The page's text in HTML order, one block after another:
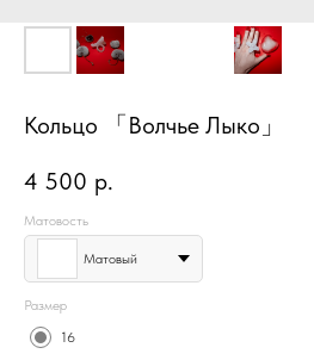
Кольцо 「Волчье Лыко」
4 500 р.
Матовость
Матовый
Размер
16